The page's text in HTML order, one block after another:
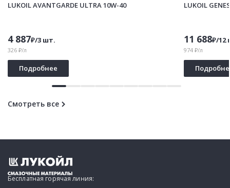
LUKOIL AVANTGARDE ULTRA 10W-40
4 887₽/3 шт.
326 ₽/л
Подробнее
LUKOIL
11 688₽/12
974 ₽/л
Смотреть все
Бесплатная горячая линия: